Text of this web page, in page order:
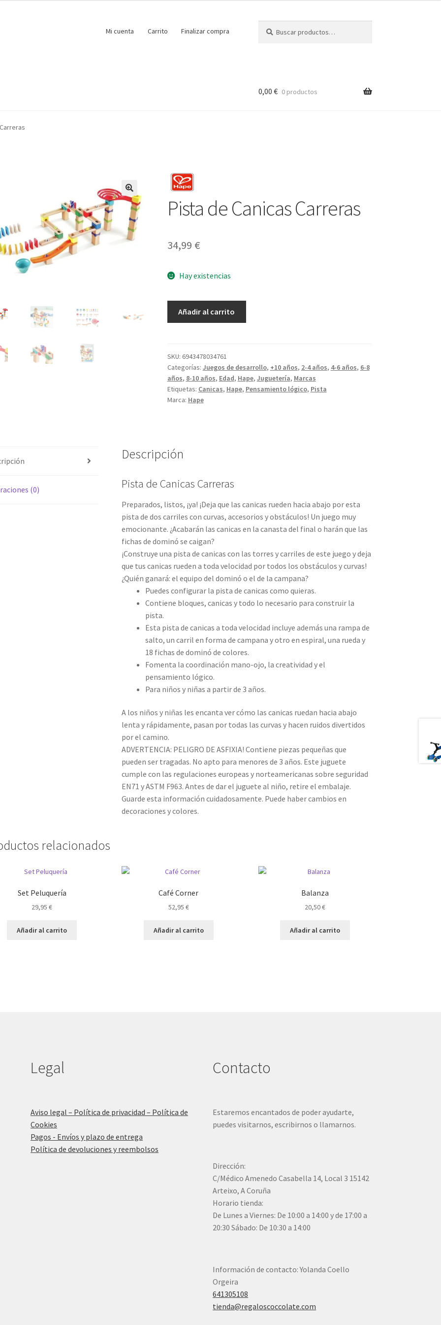
Mi cuenta Carrito Finalizar compra
por:
0,00 € 0 productos
🔍 Pista de Canicas Carreras
34,99 €
Hay existencias
cantidad
Añadir al carrito
SKU: 6943478034761
Categorías: Juegos de desarrollo, +10 años, 2-4 años, 4-6 años, 6-8
años, 8-10 años, Edad, Hape, Juguetería, Marcas
Etiquetas: Canicas, Hape, Pensamiento lógico, Pista
Marca: Hape
(0)
Descripción
Pista de Canicas Carreras
Preparados, listos, ¡ya! ¡Deja que las canicas rueden hacia abajo por esta
pista de dos carriles con curvas, accesorios y obstáculos! Un juego muy
emocionante. ¿Acabarán las canicas en la canasta del final o harán que las
fichas de dominó se caigan?
¡Construye una pista de canicas con las torres y carriles de este juego y deja
que tus canicas rueden a toda velocidad por todos los obstáculos y curvas!
¿Quién ganará: el equipo del dominó o el de la campana?
Puedes configurar la pista de canicas como quieras.
Contiene bloques, canicas y todo lo necesario para construir la
pista.
Esta pista de canicas a toda velocidad incluye además una rampa de
salto, un carril en forma de campana y otro en espiral, una rueda y
18 fichas de dominó de colores.
Fomenta la coordinación mano-ojo, la creatividad y el
pensamiento lógico.
Para niños y niñas a partir de 3 años.
A los niños y niñas les encanta ver cómo las canicas ruedan hacia abajo
lenta y rápidamente, pasan por todas las curvas y hacen ruidos divertidos
por el camino.
ADVERTENCIA: PELIGRO DE ASFIXIA! Contiene piezas pequeñas que
pueden ser tragadas. No apto para menores de 3 años. Este juguete
cumple con las regulaciones europeas y norteamericanas sobre seguridad
EN71 y ASTM F963. Antes de dar el juguete al niño, retire el embalaje.
Guarde esta información cuidadosamente. Puede haber cambios en
decoraciones y colores.
relacionados
Set Peluquería
29,95€
Añadir al carrito
Café Corner
52,95 €
Añadir al carrito
Balanza
20,50€
Añadir al carrito
Legal
Aviso legal – Política de privacidad – Política de
Cookies
Pagos - Envíos y plazo de entrega
Política de devoluciones y reembolsos
Contacto
Estaremos encantados de poder ayudarte,
puedes visitarnos, escribirnos o llamarnos.
Dirección:
C/Médico Amenedo Casabella 14, Local 3 15142
Arteixo, A Coruña
Horario tienda:
De Lunes a Viernes: De 10:00 a 14:00 y de 17:00 a
20:30 Sábado: De 10:30 a 14:00
Información de contacto: Yolanda Coello
Orgeira
641305108
tienda@regaloscoccolate.com